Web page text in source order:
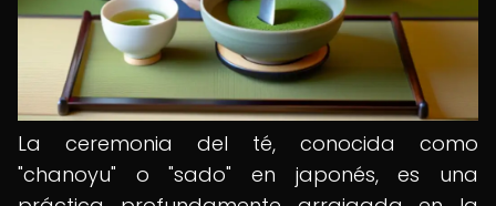
La ceremonia del té, conocida como
"chanoyu" o "sado" en japonés, es una